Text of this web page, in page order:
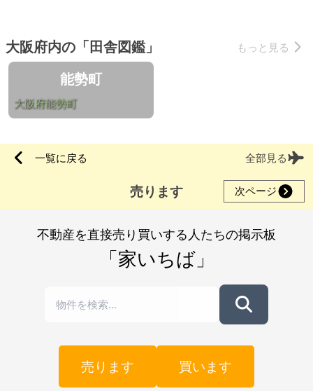
大阪府内の「田舎図鑑」 もっと見る
能勢町
大阪府能勢町
一覧に戻る 全部見る
売ります 次ページ
不動産を直接売り買いする人たちの掲示板
「家いちば」
売ります 買います